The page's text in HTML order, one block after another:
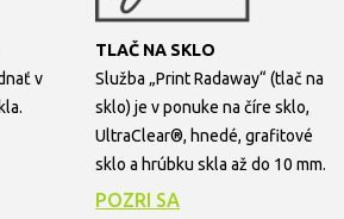
v
TLAČ NA SKLO
Služba „Print Radaway“ (tlač na
sklo) je v ponuke na číre sklo,
UltraClear®, hnedé, grafitové
sklo a hrúbku skla až do 10 mm.
POZRI SA